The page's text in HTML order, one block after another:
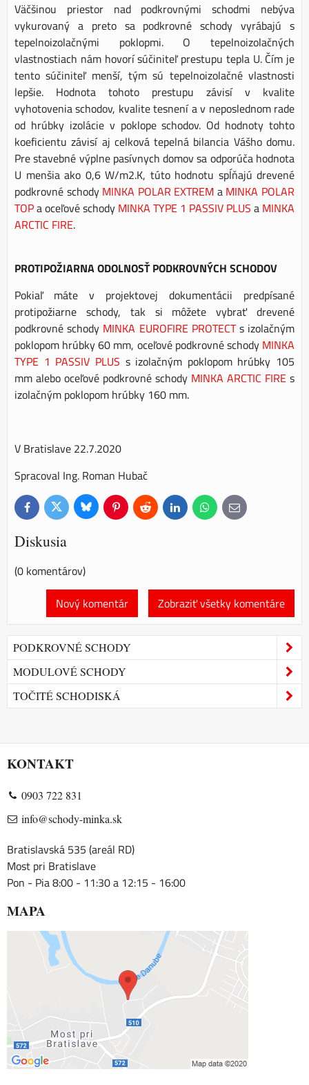
Väčšinou priestor nad podkrovnými schodmi nebýva
vykurovaný a preto sa podkrovné schody vyrábajú s
tepelnoizolačnými poklopmi. O tepelnoizolačných
vlastnostiach nám hovorí súčiniteľ prestupu tepla U. Čím je
tento súčiniteľ menší, tým sú tepelnoizolačné vlastnosti
lepšie. Hodnota tohoto prestupu závisí v kvalite
vyhotovenia schodov, kvalite tesnení a v neposlednom rade
od hrúbky izolácie v poklope schodov. Od hodnoty tohto
koeficientu závisí aj celková tepelná bilancia Vášho domu.
Pre stavebné výplne pasívnych domov sa odporúča hodnota
U menšia ako 0,6 W/m2.K, túto hodnotu spĺňajú drevené
podkrovné schody MINKA POLAR EXTREM a MINKA POLAR
TOPa oceľové schody MINKA TYPE 1 PASSIV PLUS a MINKA
ARCTIC FIRE.
PROTIPOŽIARNA ODOLNOSŤ PODKROVNÝCH SCHODOV
Pokiaľ máte v projektovej dokumentácii predpísané
protipožiarne schody, tak si môžete vybrať drevené
podkrovné schody MINKA EUROFIRE PROTECTs izolačným
poklopom hrúbky 60 mm, oceľové podkrovné schody MINKA
TYPE 1 PASSIV PLUS s izolačným poklopom hrúbky 105
mm alebo oceľové podkrovné schody MINKA ARCTIC FIRE s
izolačným poklopom hrúbky 160 mm.
V Bratislave 22.7.2020
Spracoval Ing. Roman Hubač
FacebookTwitterBlueskyPinterestReddit LinkedInWhatsApp
E-
mail
Diskusia
(0 komentárov)
Zobraziť všetky komentáre
Nový komentár
PODKROVNÉ SCHODY
MODULOVÉ SCHODY
TOČITÉ SCHODISKÁ
KONTAKT
0903 722 831
info@schody-minka.sk
Bratislavská 535 (areál RD)
Most pri Bratislave
Pon - Pia 8:00 - 11:30 a 12:15 - 16:00
MAPA